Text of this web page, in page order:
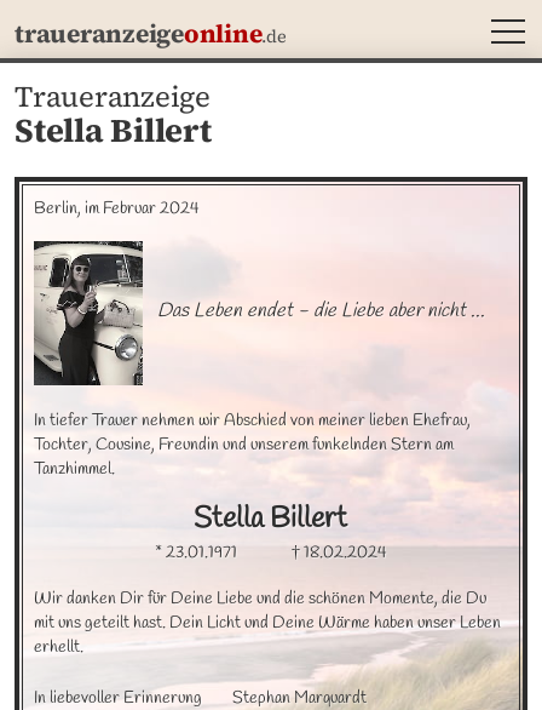
traueranzeigeonline.de
Traueranzeige
Stella Billert
Berlin, im Februar 2024
Das Leben endet - die Liebe aber nicht ...
In tiefer Trauer nehmen wir Abschied von meiner lieben Ehefrau,
Tochter, Cousine, Freundin und unserem funkelnden Stern am
Tanzhimmel.
Stella Billert
* 23.01.1971 † 18.02.2024
Wir danken Dir für Deine Liebe und die schönen Momente, die Du
mit uns geteilt hast. Dein Licht und Deine Wärme haben unser Leben
erhellt.
In liebevoller Erinnerung
Stephan Marquardt